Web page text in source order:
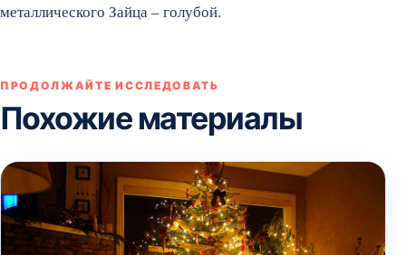
металлического Зайца – голубой.
ПРОДОЛЖАЙТЕ ИССЛЕДОВАТЬ
Похожие материалы